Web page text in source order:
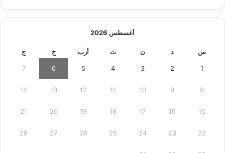
أغسطس 2026
س د ن ث أرب خ ج
1
2
3
4
5
6
7
8
9
10
11
12
13
14
15
16
17
18
19
20
21
22
23
24
25
26
27
28